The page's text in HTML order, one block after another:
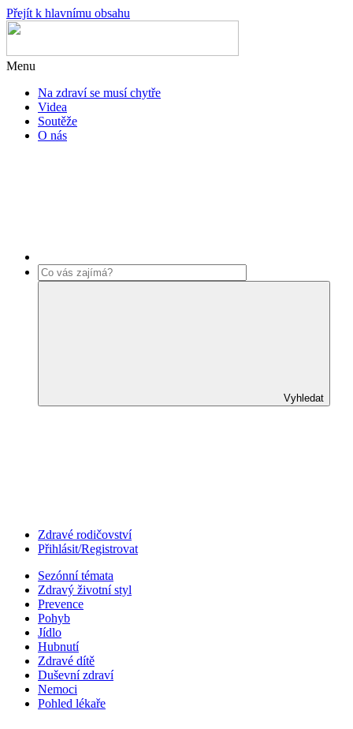
Přejít k hlavnímu obsahu
Menu
Na zdraví se musí chytře
Videa
Soutěže
O nás
Vyhledat
Zdravé rodičovství
Přihlásit/Registrovat
Sezónní témata
Zdravý životní styl
Prevence
Pohyb
Jídlo
Hubnutí
Zdravé dítě
Duševní zdraví
Nemoci
Pohled lékaře